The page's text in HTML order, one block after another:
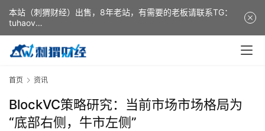
首页 资讯
BlockVC策略研究：当前市场市场格局为
“底部右侧，牛市左侧”
本站（刺猬财经）出售，8年老站，有需要的老板请联系TG：
tuhaov
This website (ciweicaijing) is for sale. It is a 8-year-old
website. If you need it, please contact TG: tuhaov